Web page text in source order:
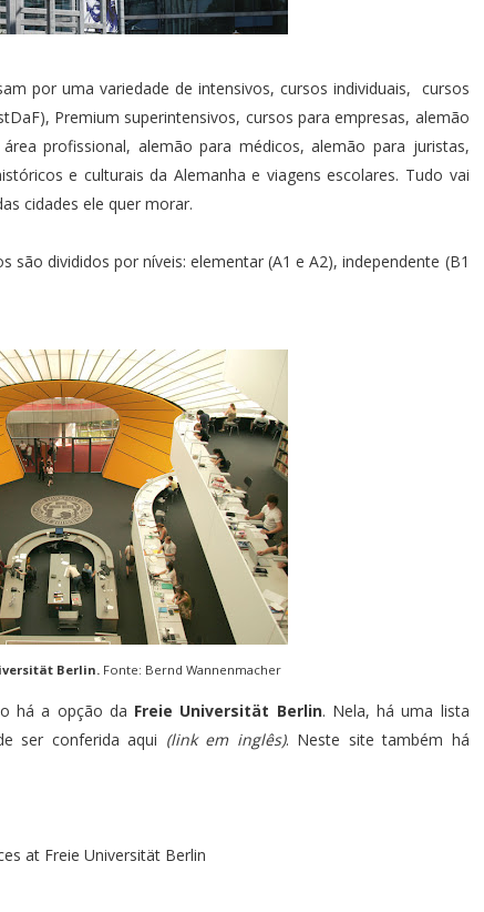
por uma variedade de intensivos, cursos individuais, cursos
Premium superintensivos, cursos para empresas, alemão
profissional, alemão para médicos, alemão para juristas,
e culturais da Alemanha e viagens escolares. Tudo vai
cidades ele quer morar.
são divididos por níveis: elementar (A1 e A2), independente (B1
Berlin. Fonte: Bernd Wannenmacher
há a opção da Freie Universität Berlin. Nela, há uma lista
ser conferidaaqui (link em inglês). Neste site também há
at Freie Universität Berlin